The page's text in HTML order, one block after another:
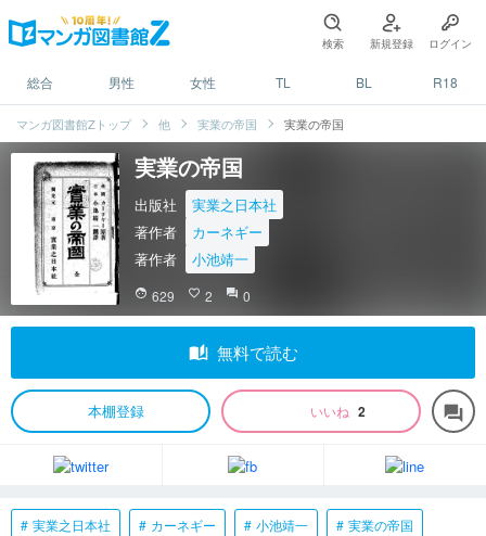
検索 新規登録 ログイン
総合 男性 女性 TL BL R18
マンガ図書館Zトップ 他 実業の帝国 実業の帝国
実業の帝国
出版社
実業之日本社
著作者
カーネギー
著作者
小池靖一
face 629 favorite_border 2 question_answer 0
auto_stories 無料で読む
本棚登録 いいね 2 forum
実業之日本社 カーネギー 小池靖一 実業の帝国